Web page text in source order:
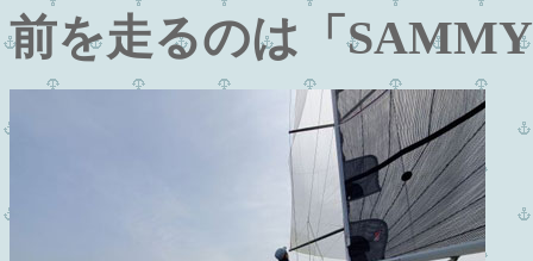
前を走るのは「